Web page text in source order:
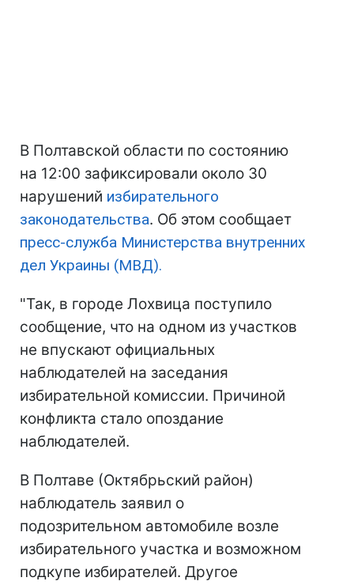
В Полтавской области по состоянию
на 12:00 зафиксировали около 30
нарушений избирательного
законодательства. Об этом сообщает
пресс-служба Министерства внутренних
дел Украины (МВД).
"Так, в городе Лохвица поступило
сообщение, что на одном из участков
не впускают официальных
наблюдателей на заседания
избирательной комиссии. Причиной
конфликта стало опоздание
наблюдателей.
В Полтаве (Октябрьский район)
наблюдатель заявил о
подозрительном автомобиле возле
избирательного участка и возможном
подкупе избирателей. Другое